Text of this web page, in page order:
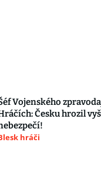
Vojenského
Česku hrozil
hráči